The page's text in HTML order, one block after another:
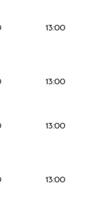
13:00
13:00
13:00
13:00